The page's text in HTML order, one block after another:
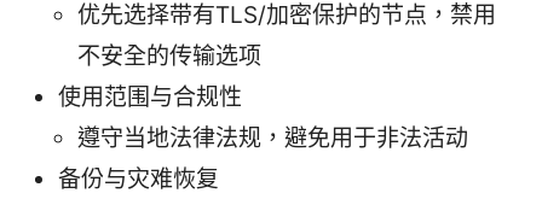
优先选择带有TLS/加密保护的节点，禁用
不安全的传输选项
使用范围与合规性
遵守当地法律法规，避免用于非法活动
备份与灾难恢复